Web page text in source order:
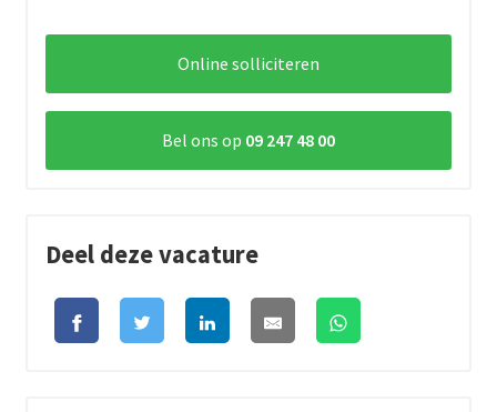
Online solliciteren
Bel ons op 09 247 48 00
Deel deze vacature